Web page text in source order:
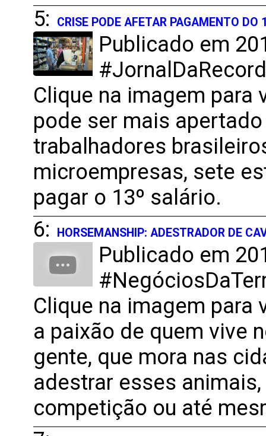
5:
CRISE PODE AFETAR PAGAMENTO
Publicado em
Clique na imagem para
pode ser mais
trabalhadores
microempresas, sete
pagar o 13º salário.
6:
HORSEMANSHIP: ADESTRADOR DE
Publicado em
Clique na imagem para
a paixão de quem vive
gente, que mora nas
adestrar esses
competição ou até